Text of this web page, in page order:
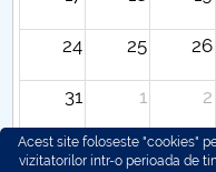
24 25 26
31 1 2
Acest site foloseste "cookies"
vizitatorilor intr-o perioada de